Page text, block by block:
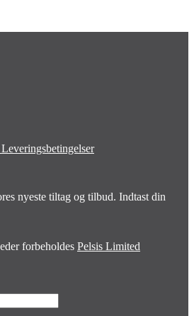
nyeste tiltag og tilbud. Indtast din
forbeholdes Pelsis Limited